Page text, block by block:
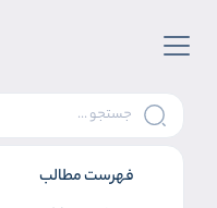
فهرست مطالب